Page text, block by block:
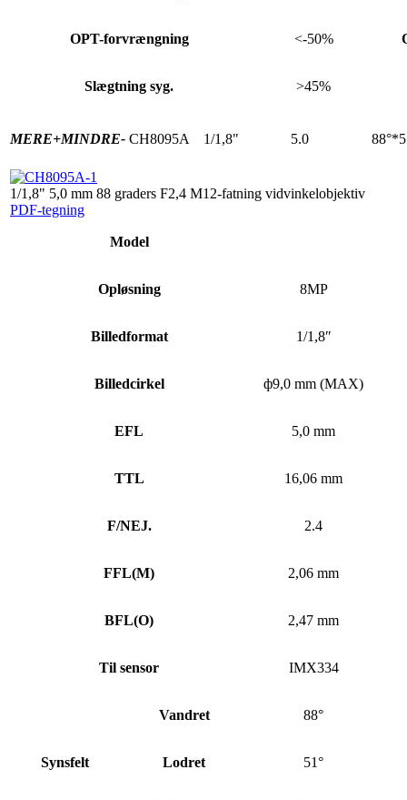
OPT-forvrængning <-50%
Slægtning syg. >45%
MERE+MINDRE- CH8095A 1/1,8" 5.0
1/1,8" 5,0 mm 88 graders F2,4 M12-fatning vidvinkelobjektiv
PDF-tegning
Model
Opløsning 8MP
Billedformat 1/1,8″
Billedcirkel ф9,0 mm (MAX)
EFL 5,0 mm
TTL 16,06 mm
F/NEJ. 2.4
FFL(M) 2,06 mm
BFL(O) 2,47 mm
Til sensor IMX334
Synsfelt
Vandret 88°
Lodret 51°